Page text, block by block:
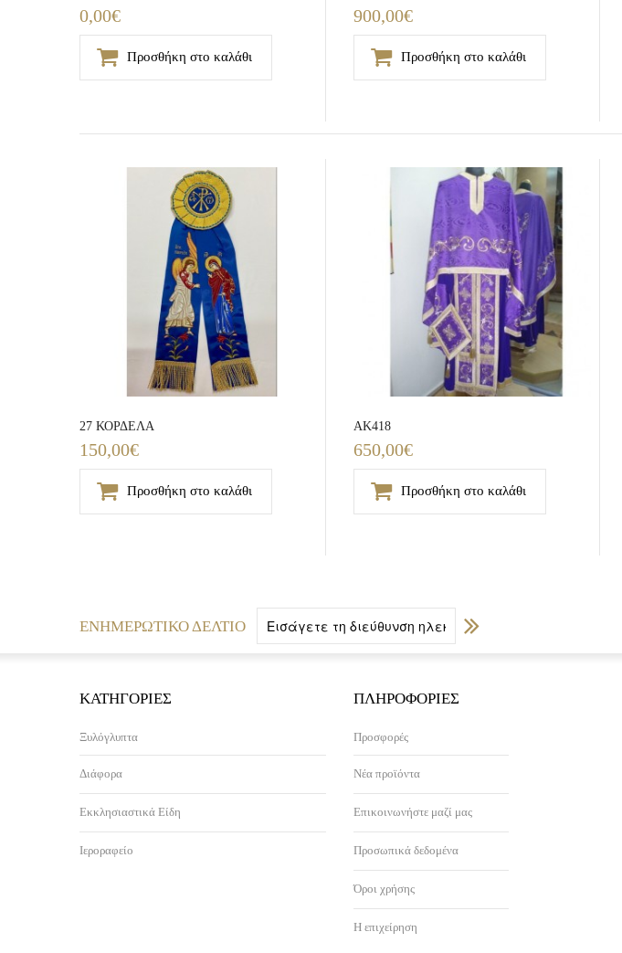
0,00€
Προσθήκη στο καλάθι
900,00€
Προσθήκη στο καλάθι
27 ΚΟΡΔΕΛΑ
150,00€
Προσθήκη στο καλάθι
AK418
650,00€
Προσθήκη στο καλάθι
ΕΝΗΜΕΡΩΤΙΚΌ ΔΕΛΤΊΟ
ΚΑΤΗΓΟΡΊΕΣ
Ξυλόγλυπτα
Διάφορα
Εκκλησιαστικά Είδη
Ιεροραφείο
ΠΛΗΡΟΦΟΡΊΕΣ
Προσφορές
Νέα προϊόντα
Επικοινωνήστε μαζί μας
Προσωπικά δεδομένα
Όροι χρήσης
Η επιχείρηση